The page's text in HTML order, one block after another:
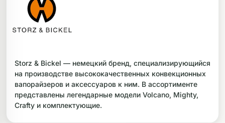
бонги
бонги
Storz & Bickel — немецкий бренд, специализирующийся
на производстве высококачественных конвекционных
вапорайзеров и аксессуаров к ним. В ассортименте
представлены легендарные модели Volcano, Mighty,
Crafty и комплектующие.